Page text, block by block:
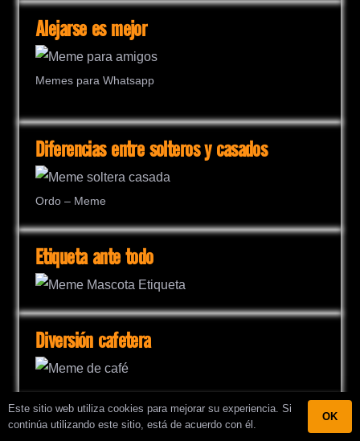
Alejarse es mejor
Memes para Whatsapp
Diferencias entre solteros y casados
Ordo – Meme
Etiqueta ante todo
Diversión cafetera
Mala suerte en el café
Este sitio web utiliza cookies para mejorar su experiencia. Si
continúa utilizando este sitio, está de acuerdo con él.
OK